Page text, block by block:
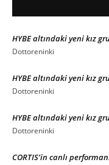
HYBE altındaki yeni kız
Dottoreninki
HYBE altındaki yeni kız
Dottoreninki
HYBE altındaki yeni kız
Dottoreninki
CORTIS’in canlı